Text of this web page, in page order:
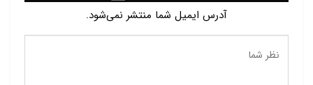
آدرس ایمیل شما منتشر نمی‌شود.